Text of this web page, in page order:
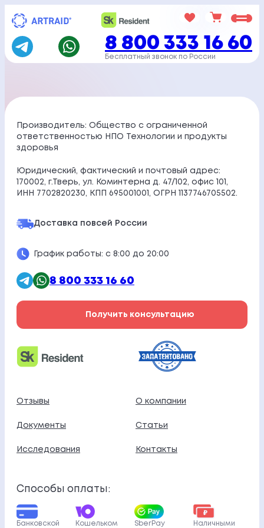
Перейти
содержимому
8 800 333 16 60
Бесплатный звонок по России
Производитель: Общество с ограниченной
ответственностью НПО Технологии и продукты
здоровья
Юридический, фактический и почтовый адрес:
170002, г.Тверь, ул. Коминтерна д. 47/102, офис 101,
ИНН 7702820230, КПП 695001001, ОГРН 1137746705502.
Доставка повсей России
График работы: с 8:00 до 20:00
8 800 333 16 60
Получить консультацию
Отзывы О компании
Документы Статьи
Исследования Контакты
Способы оплаты:
Банковской Кошельком SberPay Наличными